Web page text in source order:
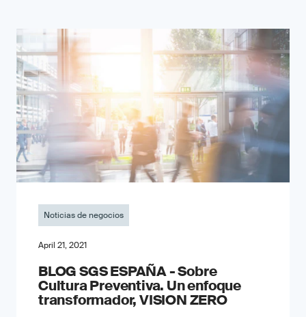
Noticias de negocios
April 21, 2021
BLOG SGS ESPAÑA - Sobre
Cultura Preventiva. Un enfoque
transformador, VISION ZERO